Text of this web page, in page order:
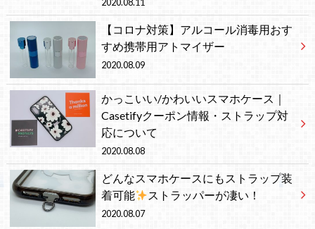
【コロナ対策】アルコール消毒用おす
すめ携帯用アトマイザー
2020.08.09
かっこいい/かわいいスマホケース｜
Casetifyクーポン情報・ストラップ対
応について
2020.08.08
どんなスマホケースにもストラップ装
着可能
ストラッパーが凄い！
2020.08.07